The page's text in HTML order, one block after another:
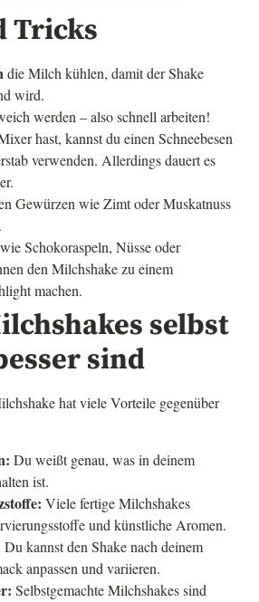
Tricks
die Milch kühlen, damit der Shake
wird.
werden – also schnell arbeiten!
hast, kannst du einen Schneebesen
verwenden. Allerdings dauert es
Gewürzen wie Zimt oder Muskatnuss
Schokoraspeln, Nüsse oder
den Milchshake zu einem
machen.
selbst
sind
hat viele Vorteile gegenüber
Du weißt genau, was in deinem
ist.
Viele fertige Milchshakes
und künstliche Aromen.
Du kannst den Shake nach deinem
anpassen und variieren.
Selbstgemachte Milchshakes sind